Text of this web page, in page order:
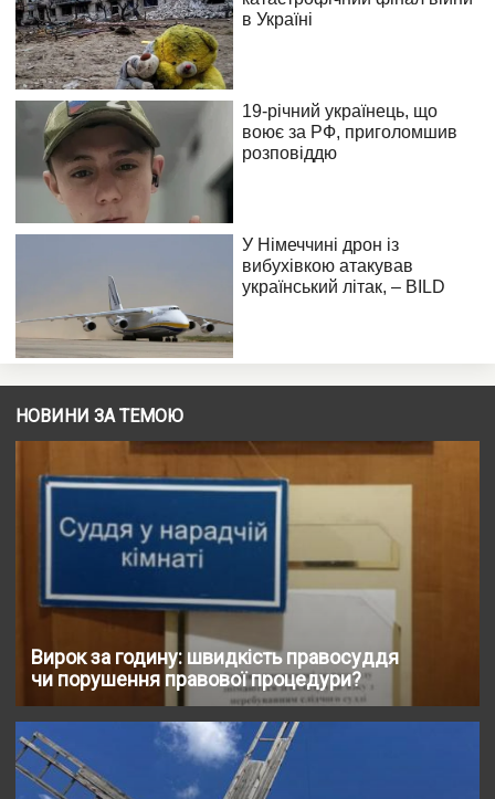
НОВИНИ ЗА ТЕМОЮ
Вирок за годину: швидкість правосуддя
чи порушення правової процедури?